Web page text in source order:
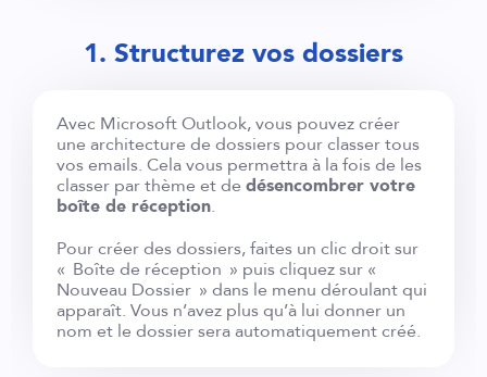
1. Structurez vos dossiers
Avec Microsoft Outlook, vous pouvez créer
une architecture de dossiers pour classer tous
vos emails. Cela vous permettra à la fois de les
classer par thème et de désencombrer votre
boîte de réception.
Pour créer des dossiers, faites un clic droit sur
« Boîte de réception » puis cliquez sur «
Nouveau Dossier » dans le menu déroulant qui
apparaît. Vous n’avez plus qu’à lui donner un
nom et le dossier sera automatiquement créé.